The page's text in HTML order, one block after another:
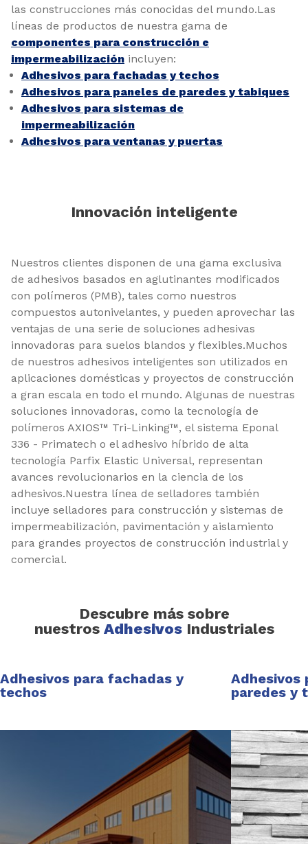
las construcciones más conocidas del mundo.Las
líneas de productos de nuestra gama de
componentes para construcción e
impermeabilización incluyen:
Adhesivos para fachadas y techos
Adhesivos para paneles de paredes y tabiques
Adhesivos para sistemas de
impermeabilización
Adhesivos para ventanas y puertas
Innovación inteligente
Nuestros clientes disponen de una gama exclusiva
de adhesivos basados en aglutinantes modificados
con polímeros (PMB), tales como nuestros
compuestos autonivelantes, y pueden aprovechar las
ventajas de una serie de soluciones adhesivas
innovadoras para suelos blandos y flexibles.Muchos
de nuestros adhesivos inteligentes son utilizados en
aplicaciones domésticas y proyectos de construcción
a gran escala en todo el mundo. Algunas de nuestras
soluciones innovadoras, como la tecnología de
polímeros AXIOS™ Tri-Linking™, el sistema Eponal
336 - Primatech o el adhesivo híbrido de alta
tecnología Parfix Elastic Universal, representan
avances revolucionarios en la ciencia de los
adhesivos.Nuestra línea de selladores también
incluye selladores para construcción y sistemas de
impermeabilización, pavimentación y aislamiento
para grandes proyectos de construcción industrial y
comercial.
Descubre más sobre
nuestros Adhesivos Industriales
Adhesivos para fachadas y
techos
Adhesivos
paredes y